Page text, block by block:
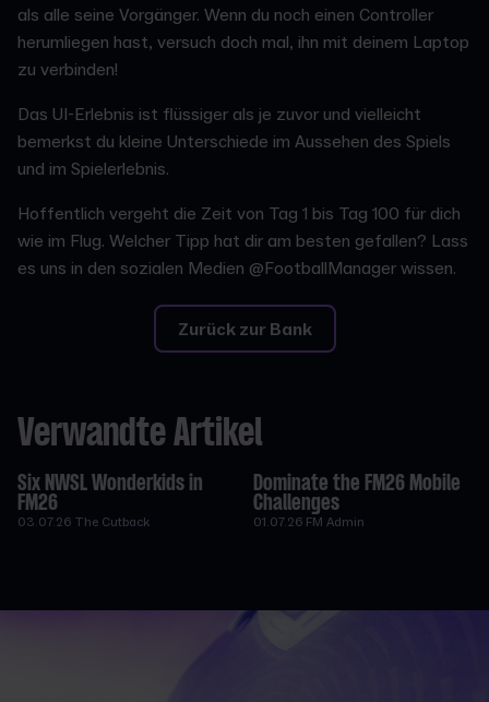
als alle seine Vorgänger. Wenn du noch einen Controller
herumliegen hast, versuch doch mal, ihn mit deinem Laptop
zu verbinden!
Das UI-Erlebnis ist flüssiger als je zuvor und vielleicht
bemerkst du kleine Unterschiede im Aussehen des Spiels
und im Spielerlebnis.
Hoffentlich vergeht die Zeit von Tag 1 bis Tag 100 für dich
wie im Flug. Welcher Tipp hat dir am besten gefallen? Lass
es uns in den sozialen Medien @FootballManager wissen.
Zurück zur Bank
Verwandte Artikel
Six NWSL Wonderkids in
FM26
03.07.26 The Cutback
Dominate the FM26 Mobile
Challenges
01.07.26 FM Admin